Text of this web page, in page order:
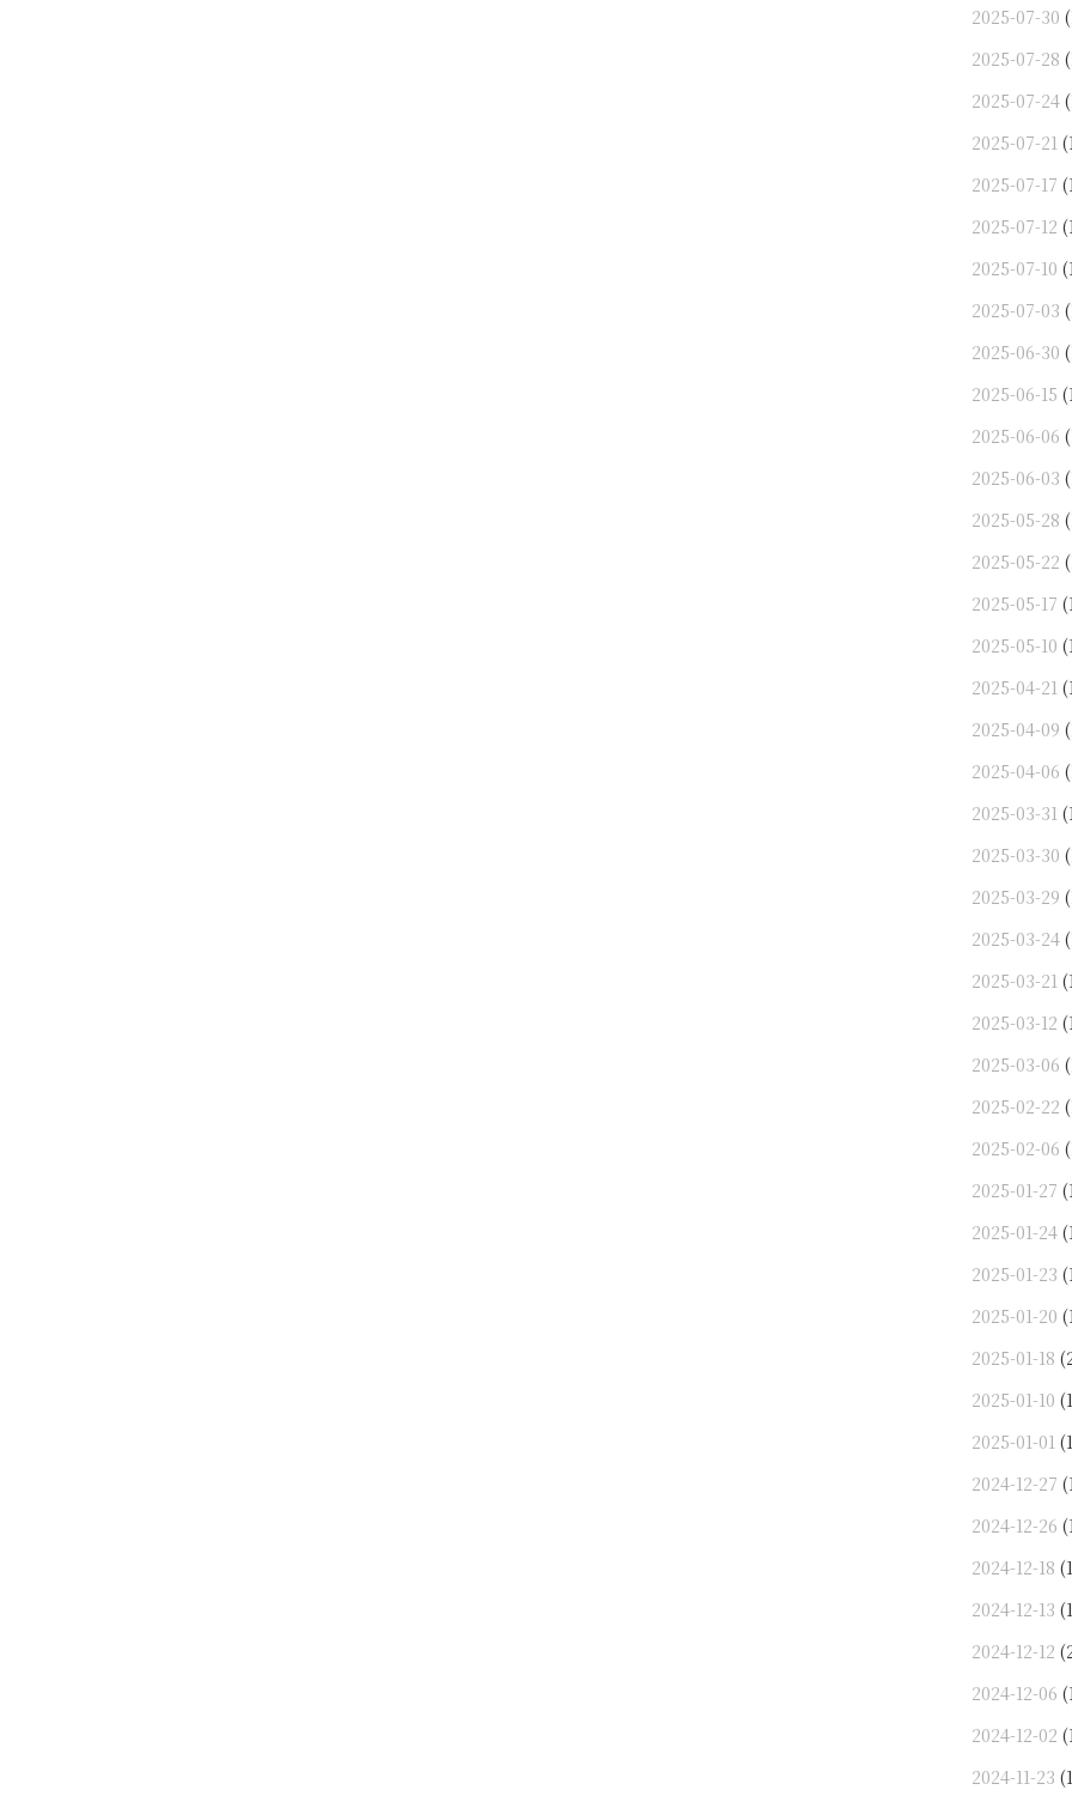
2025-07-30
2025-07-28
2025-07-24
2025-07-21
2025-07-17
2025-07-12
2025-07-10
2025-07-03
2025-06-30
2025-06-15
2025-06-06
2025-06-03
2025-05-28
2025-05-22
2025-05-17
2025-05-10
2025-04-21
2025-04-09
2025-04-06
2025-03-31
2025-03-30
2025-03-29
2025-03-24
2025-03-21
2025-03-12
2025-03-06
2025-02-22
2025-02-06
2025-01-27
2025-01-24
2025-01-23
2025-01-20
2025-01-18
2025-01-10
2025-01-01
2024-12-27
2024-12-26
2024-12-18
2024-12-13
2024-12-12
2024-12-06
2024-12-02
2024-11-23